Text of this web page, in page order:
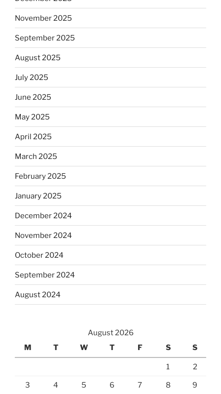
November 2025
September 2025
August 2025
July 2025
June 2025
May 2025
April 2025
March 2025
February 2025
January 2025
December 2024
November 2024
October 2024
September 2024
August 2024
August 2026
M
T W T F S S
1 2
3 4 5 6 7 8 9